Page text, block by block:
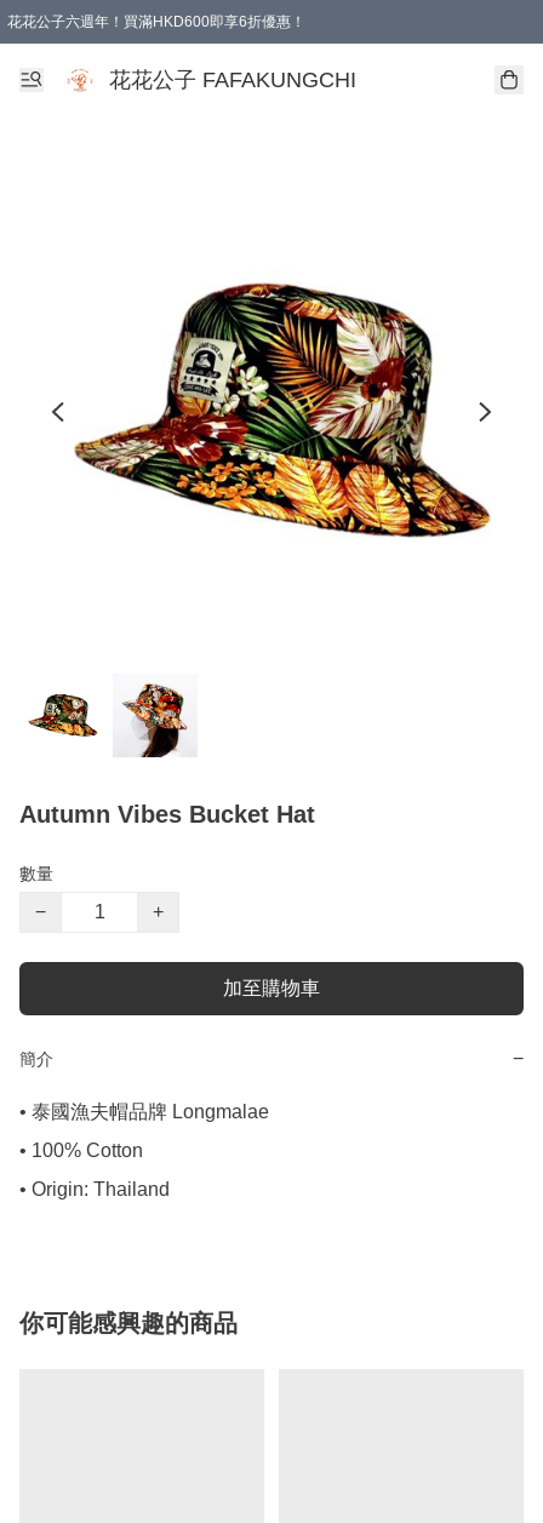
花花公子六週年！買滿HKD600即享6折優惠！
購物滿 HKD 600.00即享免運費優惠！（適用於 本地取貨 )
花花公子 FAFAKUNGCHI
Autumn Vibes Bucket Hat
數量
− +
加至購物車
簡介 −
• 泰國漁夫帽品牌 Longmalae
• 100% Cotton
• Origin: Thailand
你可能感興趣的商品